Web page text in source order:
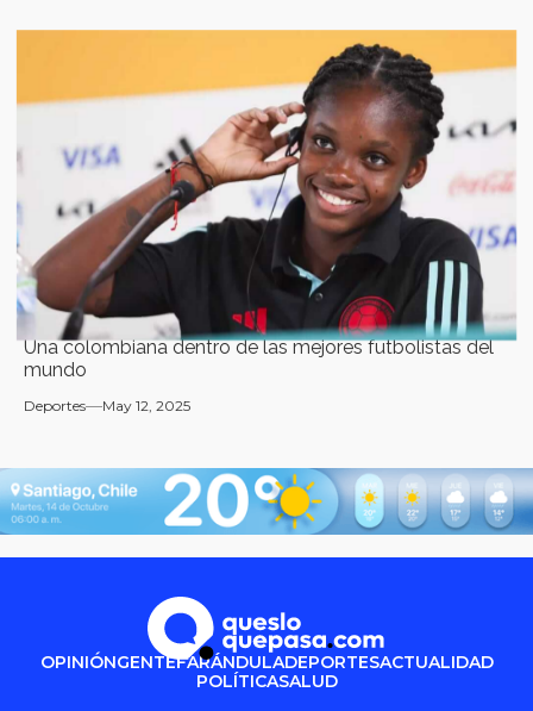
Una colombiana dentro de las mejores futbolistas del
mundo
Deportes May 12, 2025
OPINIÓNGENTEFARÁNDULADEPORTESACTUALIDAD
POLÍTICASALUD